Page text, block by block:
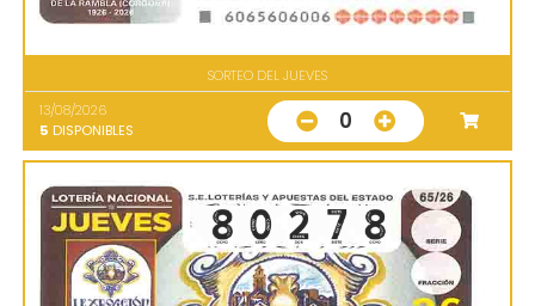
SORTEO DEL JUEVES
13/08/2026
5 DISPONIBLES 0